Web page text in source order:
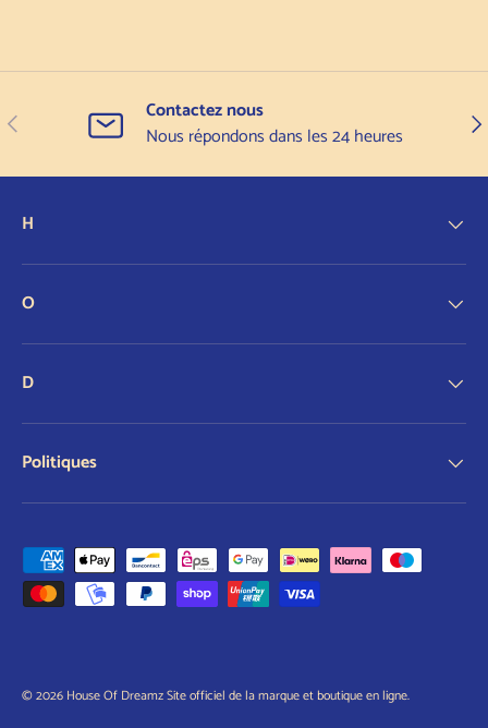
Précédent
Contactez nous
Nous répondons dans les 24 heures
H
O
D
Politiques
Modes de paiement acceptés
© 2026 House Of Dreamz Site officiel de la marque et boutique en ligne.